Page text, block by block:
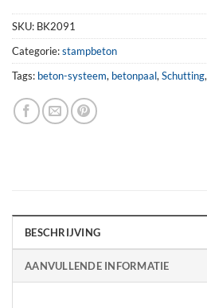
SKU: BK2091
Categorie:stampbeton
Tags: beton-systeem, betonpaal, Schutting,
BESCHRIJVING
AANVULLENDE INFORMATIE